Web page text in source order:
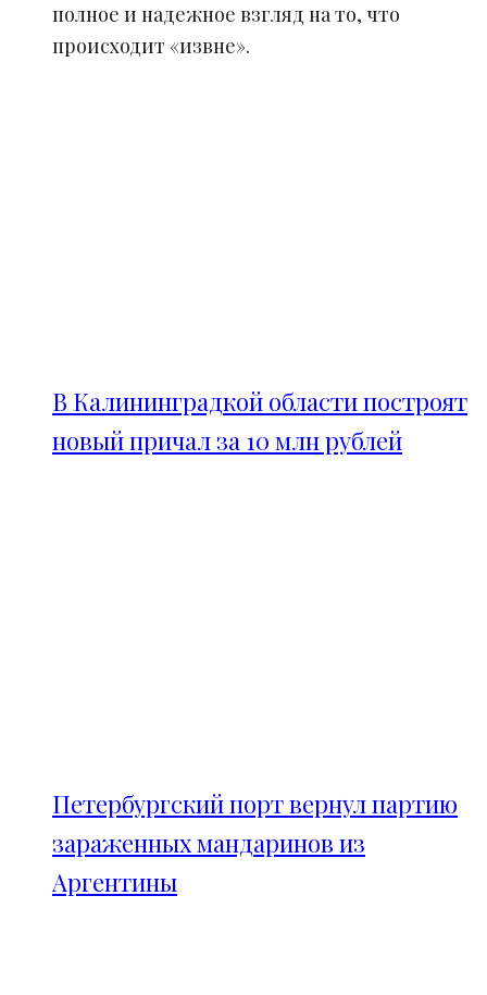
полное и надежное взгляд на то, что
происходит «извне».
В Калининградкой области построят
новый причал за 10 млн рублей
Петербургский порт вернул партию
зараженных мандаринов из
Аргентины